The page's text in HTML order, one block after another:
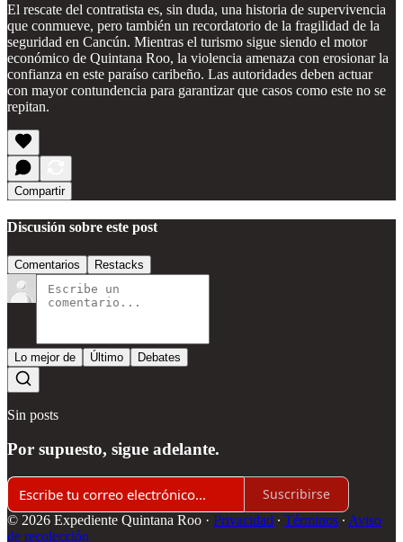
El rescate del contratista es, sin duda, una historia de supervivencia
que conmueve, pero también un recordatorio de la fragilidad de la
seguridad en Cancún. Mientras el turismo sigue siendo el motor
económico de Quintana Roo, la violencia amenaza con erosionar la
confianza en este paraíso caribeño. Las autoridades deben actuar
con mayor contundencia para garantizar que casos como este no se
repitan.
Compartir
Discusión sobre este post
Comentarios Restacks
Lo mejor de Último Debates
Sin posts
Por supuesto, sigue adelante.
Suscribirse
© 2026 Expediente Quintana Roo · Privacidad ∙ Términos ∙ Aviso
de recolección